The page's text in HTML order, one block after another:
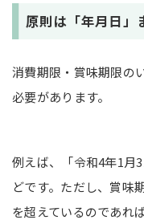
原則は「年月日」
消費期限・賞味期限の
必要があります。
例えば、「令和4年1月
どです。ただし、賞味
を超えているのであれ